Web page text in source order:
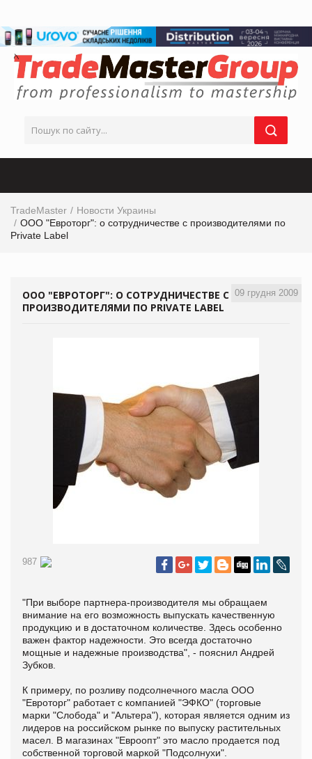
TradeMaster
Новости Украины
ООО "Евроторг": о сотрудничестве с производителями по
Private Label
09 грудня 2009
ООО "ЕВРОТОРГ": О СОТРУДНИЧЕСТВЕ С
ПРОИЗВОДИТЕЛЯМИ ПО PRIVATE LABEL
987
"При выборе партнера-производителя мы обращаем
внимание на его возможность выпускать качественную
продукцию и в достаточном количестве. Здесь особенно
важен фактор надежности. Это всегда достаточно
мощные и надежные производства", - пояснил Андрей
Зубков.
К примеру, по розливу подсолнечного масла ООО
"Евроторг" работает с компанией "ЭФКО" (торговые
марки "Слобода" и "Альтера"), которая является одним из
лидеров на российском рынке по выпуску растительных
масел. В магазинах "Евроопт" это масло продается под
собственной торговой маркой "Подсолнухи".